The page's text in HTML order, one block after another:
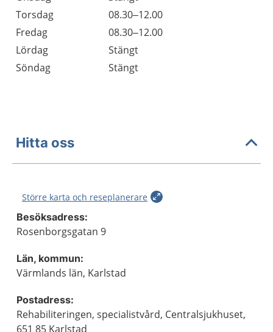
Torsdag
08.30–12.00
Fredag
08.30–12.00
Lördag
Stängt
Söndag
Stängt
Hitta oss
Större karta och reseplanerare
Besöksadress:
Rosenborgsgatan 9
Län, kommun:
Värmlands län, Karlstad
Postadress:
Rehabiliteringen, specialistvård, Centralsjukhuset,
651 85 Karlstad